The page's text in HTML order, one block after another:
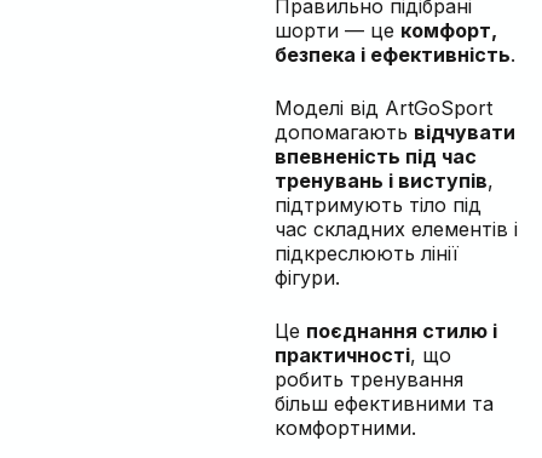
Правильно підібрані
шорти — це комфорт,
безпека і ефективність.
Моделі від ArtGoSport
допомагають відчувати
впевненість під час
тренувань і виступів,
підтримують тіло під
час складних елементів і
підкреслюють лінії
фігури.
Це поєднання стилю і
практичності, що
робить тренування
більш ефективними та
комфортними.